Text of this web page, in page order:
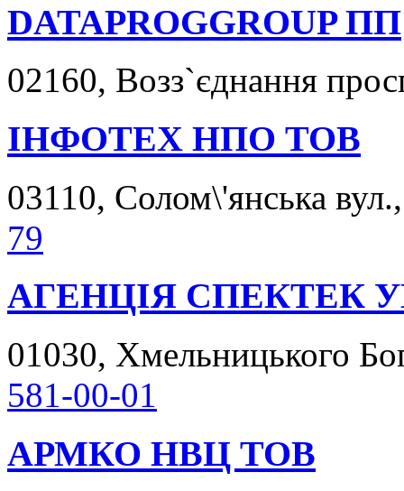
DATAPROGGROUP ПП
02160, Возз`єднання
ІНФОТЕХ НПО ТОВ
03110, Солом\'янська
79
АГЕНЦІЯ СПЕКТЕК
01030, Хмельницького
581-00-01
АРМКО НВЦ ТОВ